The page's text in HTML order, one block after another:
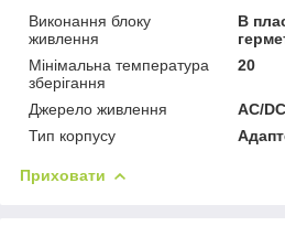
Виконання блоку
живлення
В
Мінімальна температура
зберігання
20
Джерело живлення
AC/
Тип корпусу
Приховати